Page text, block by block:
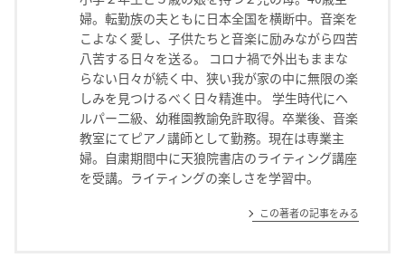
婦。転勤族の夫ともに日本全国を横断中。音楽を
こよなく愛し、子供たちと音楽に励みながら四苦
八苦する日々を送る。 コロナ禍で外出もままな
らない日々が続く中、狭い我が家の中に無限の楽
しみを見つけるべく日々精進中。 学生時代にヘ
ルパー二級、幼稚園教諭免許取得。卒業後、音楽
教室にてピアノ講師として勤務。現在は専業主
婦。自粛期間中に天狼院書店のライティング講座
を受講。ライティングの楽しさを学習中。
この著者の記事をみる